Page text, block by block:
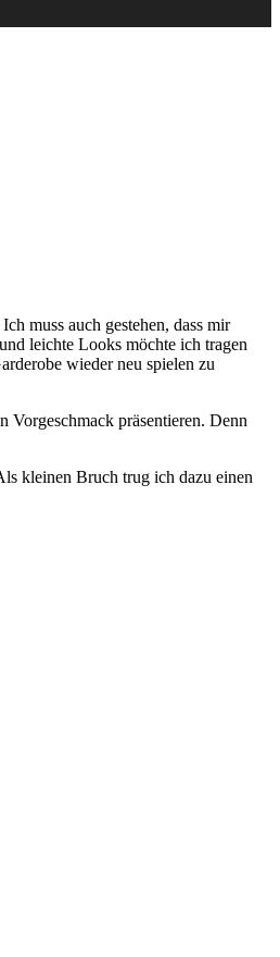
muss auch gestehen, dass mir
leichte Looks möchte ich tragen
wieder neu spielen zu
präsentieren. Denn
kleinen Bruch trug ich dazu einen